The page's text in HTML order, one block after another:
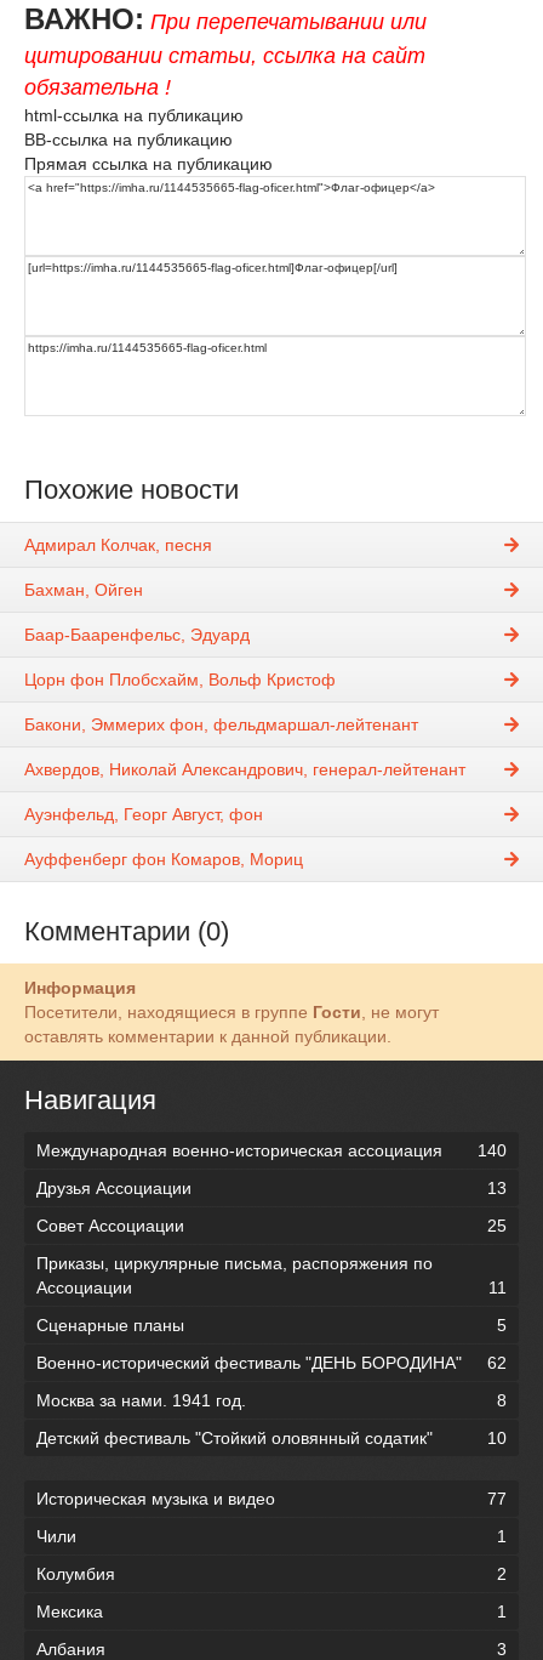
ВАЖНО: При перепечатывании или
цитировании статьи, ссылка на сайт
обязательна !
html-ссылка на публикацию
BB-ссылка на публикацию
Прямая ссылка на публикацию
Похожие новости
Адмирал Колчак, песня
Бахман, Ойген
Баар-Бааренфельс, Эдуард
Цорн фон Плобсхайм, Вольф Кристоф
Бакони, Эммерих фон, фельдмаршал-лейтенант
Ахвердов, Николай Александрович, генерал-лейтенант
Ауэнфельд, Георг Август, фон
Ауффенберг фон Комаров, Мориц
Комментарии (0)
Информация
Посетители, находящиеся в группе Гости , не могут
оставлять комментарии к данной публикации.
Навигация
Международная военно-историческая ассоциация
140
Друзья Ассоциации
13
Совет Ассоциации
25
Приказы, циркулярные письма, распоряжения по
Ассоциации
11
Сценарные планы
5
Военно-исторический фестиваль "ДЕНЬ БОРОДИНА"
62
Москва за нами. 1941 год.
8
Детский фестиваль "Стойкий оловянный содатик"
10
Историческая музыка и видео
77
Чили
1
Колумбия
2
Мексика
1
Албания
3